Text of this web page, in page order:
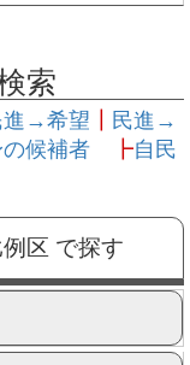
索
進→希望
民進→
候補者 ┣自民
例区 で探す